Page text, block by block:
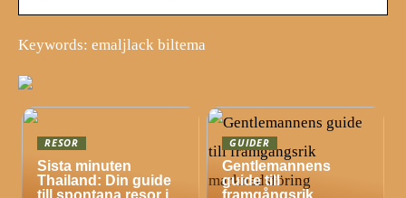
Keywords: emaljlack biltema
RESOR
Sista minuten
Thailand: Din guide
till spontana resor i
GUIDER
Gentlemannens
guide till
framgångsrik